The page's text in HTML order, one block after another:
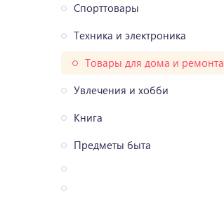
Спорттовары
Техника и электроника
Товары для дома и ремонта
Увлечения и хобби
Книга
Предметы быта